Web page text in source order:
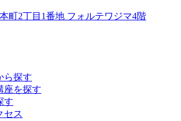
町2丁目1番地 フォルテワジマ4階
ら探す
座を探す
す
セス